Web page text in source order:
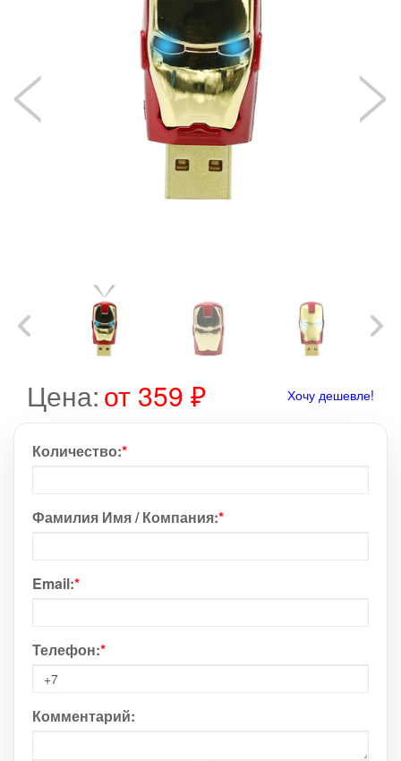
Цена:от 359 ₽ Хочу дешевле!
Количество:*
Фамилия Имя / Компания:*
Email:*
Телефон:*
Комментарий: